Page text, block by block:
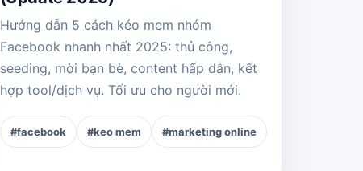
Hướng dẫn 5 cách kéo mem nhóm
Facebook nhanh nhất 2025: thủ công,
seeding, mời bạn bè, content hấp dẫn, kết
hợp tool/dịch vụ. Tối ưu cho người mới.
#facebook #keo mem #marketing online